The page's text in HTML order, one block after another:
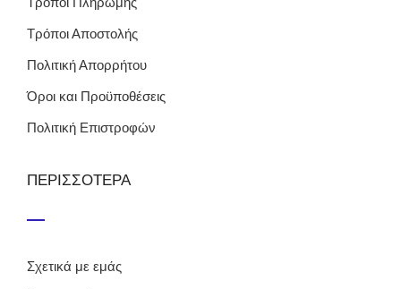
Τρόποι Αποστολής
Πολιτική Απορρήτου
Όροι και Προϋποθέσεις
Πολιτική Επιστροφών
ΠΕΡΙΣΣΟΤΕΡΑ
Σχετικά με εμάς